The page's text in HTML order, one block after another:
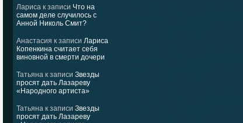
Лариса к записи Что на
самом деле случилось с
Анной Николь Смит?
Анастасия к записи Лариса
Копенкина считает себя
виновной в смерти дочери
Татьяна к записи Звезды
просят дать Лазареву
«Народного артиста»
Татьяна к записи Звезды
просят дать Лазареву